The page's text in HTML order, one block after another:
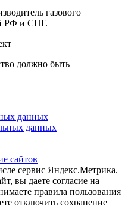
газового
РФ и СНГ.
должно быть
данных
данных
сайтов
сервис Яндекс.Метрика.
вы даете согласие на
правила пользования
отключить сохранение